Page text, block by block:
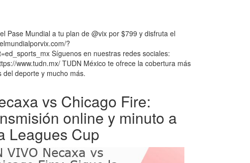
Pase Mundial a tu plan de @vix por $799 y disfruta el
?
Síguenos en nuestras redes sociales:
www.tudn.mx/ TUDN México te ofrece la cobertura más
deporte y mucho más.
vs Chicago Fire:
online y minuto a
Leagues Cup